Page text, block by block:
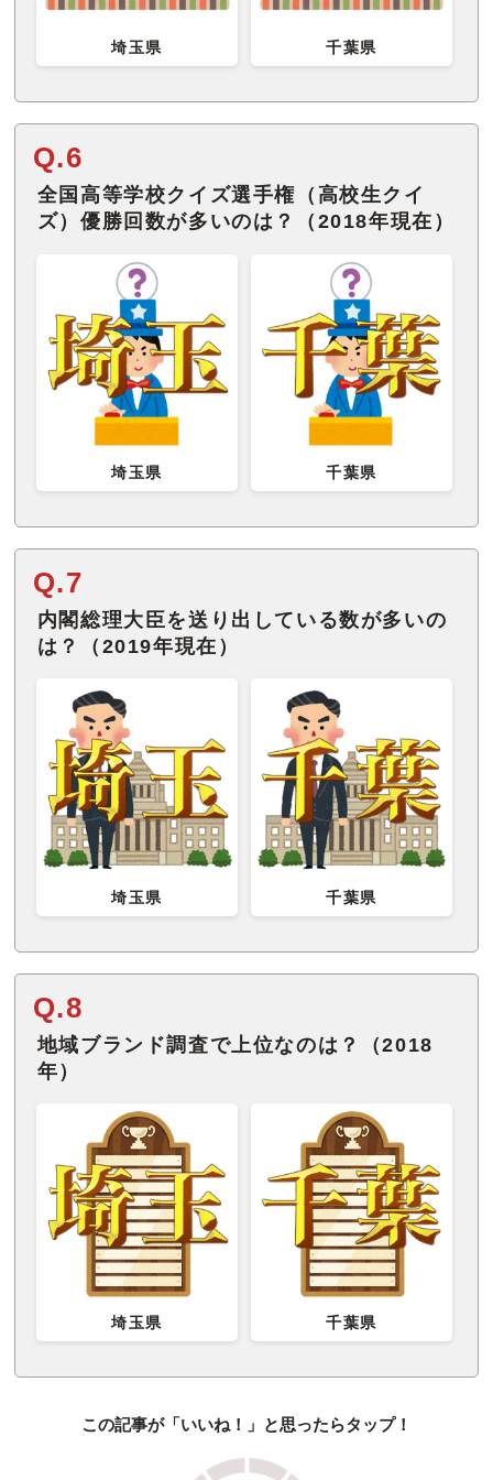
埼玉県 千葉県
Q.6
全国高等学校クイズ選手権（高校生クイ
ズ）優勝回数が多いのは？（2018年現在）
埼玉県 千葉県
Q.7
内閣総理大臣を送り出している数が多いの
は？（2019年現在）
埼玉県 千葉県
Q.8
地域ブランド調査で上位なのは？（2018
年）
埼玉県 千葉県
この記事が「いいね！」と思ったらタップ！